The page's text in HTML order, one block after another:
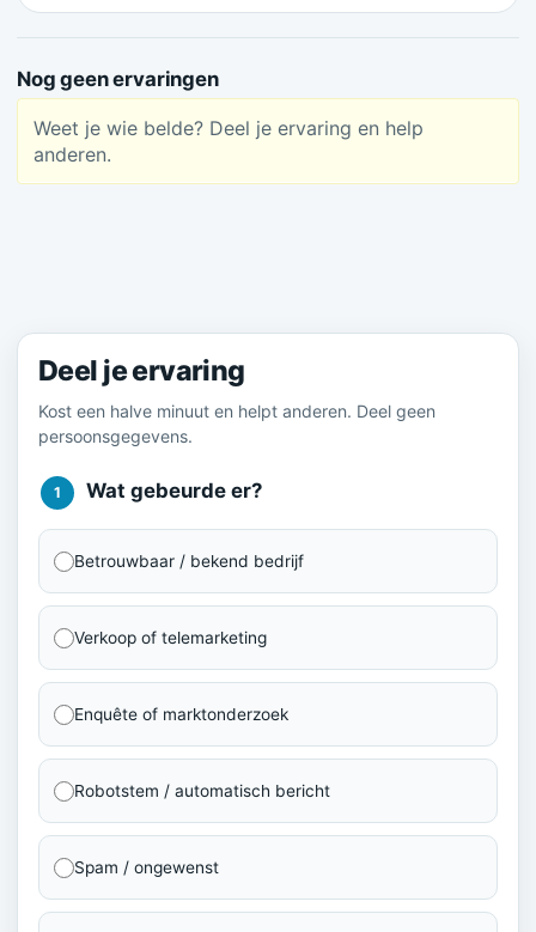
Nog geen ervaringen
Weet je wie belde? Deel je ervaring en help
anderen.
Deel je ervaring
Kost een halve minuut en helpt anderen. Deel geen
persoonsgegevens.
1 Wat gebeurde er?
Betrouwbaar / bekend bedrijf
Verkoop of telemarketing
Enquête of marktonderzoek
Robotstem / automatisch bericht
Spam / ongewenst